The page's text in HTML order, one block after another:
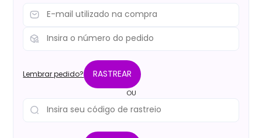
Lembrar pedido? RASTREAR
OU